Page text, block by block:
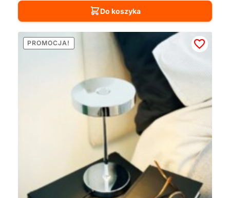
Do koszyka
PROMOCJA!